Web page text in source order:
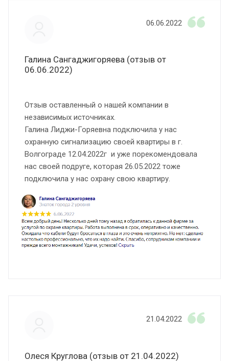
Галина Сангаджигоряева (отзыв от
06.06.2022)
06.06.2022
Отзыв оставленный о нашей компании в
независимых источниках.
Галина Лиджи-Горяевна подключила у нас
охранную сигнализацию своей квартиры в г.
Волгограде 12.04.2022г и уже порекомендовала
нас своей подруге, которая 26.05.2022 тоже
подключила у нас охрану свою квартиру.
Олеся Круглова (отзыв от 21.04.2022)
21.04.2022